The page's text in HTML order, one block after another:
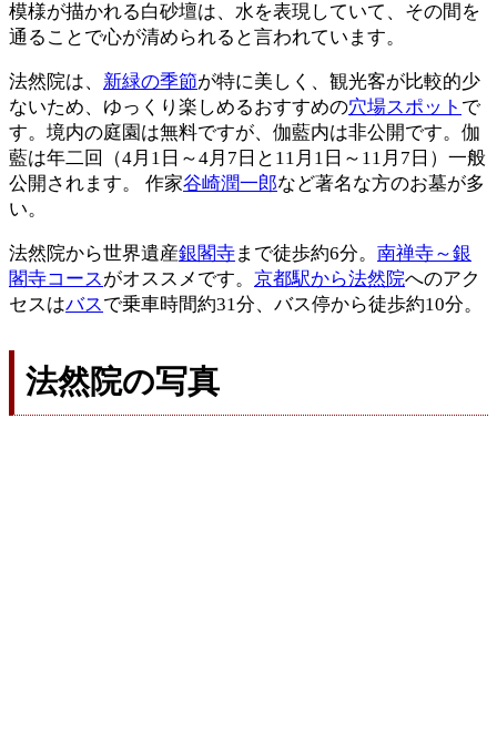
模様が描かれる白砂壇は、水を表現していて、その間を
通ることで心が清められると言われています。
法然院は、 新緑の季節が特に美しく、観光客が比較的少
ないため、ゆっくり楽しめるおすすめの穴場スポット で
す。境内の庭園は無料ですが、伽藍内は非公開です。伽
藍は年二回（4月1日～4月7日と11月1日～11月7日）一般
公開されます。 作家谷崎潤一郎など著名な方のお墓が多
い。
法然院から世界遺産銀閣寺まで徒歩約6分。 南禅寺～銀
閣寺コースがオススメです。 京都駅から法然院へのアク
セスはバスで乗車時間約31分、バス停から徒歩約10分。
法然院の写真